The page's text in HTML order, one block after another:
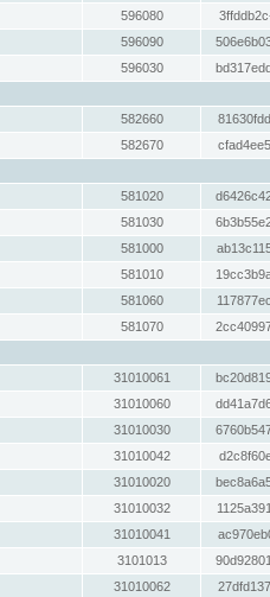
596080
596090
596030
582660
582670
581020
581030
581000
581010
581060
581070
31010061
31010060
31010030
31010042
31010020
31010032
31010041
3101013
31010062